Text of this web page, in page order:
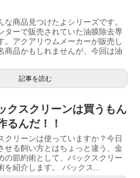
な商品見つけたよシリーズです。
ターで販売されていた油膜除去専
。アクアリウムメーカーが販売し
商品かもしれませんが、今回は油
記事を読む
スクリーンは買うもん
るんだ！！
クリーンは使っていますか？今日
せる飼い方とはちょっと違う、金
の節約術として、バックスクリー
を紹介します。 バックス...